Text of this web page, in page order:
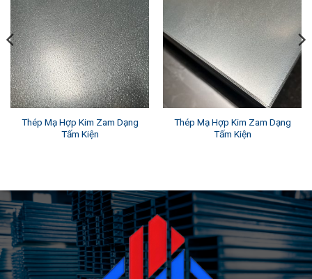
Thép Mạ Hợp Kim Zam Dạng
Tấm Kiện
Thép Mạ Hợp Kim Zam Dạng
Tấm Kiện